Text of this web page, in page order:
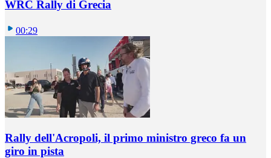
WRC Rally di Grecia
00:29
Rally dell'Acropoli, il primo ministro greco fa un
giro in pista